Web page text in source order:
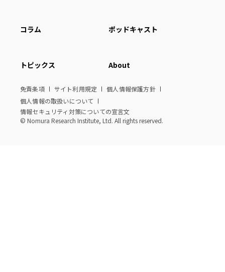
コラム ポッドキャスト
トピックス About
免責条項 サイト利用規定
個人情報保護方針
個人情報の取扱いについて
情報セキュリティ対策についての宣言文
© Nomura Research Institute, Ltd. All rights reserved.